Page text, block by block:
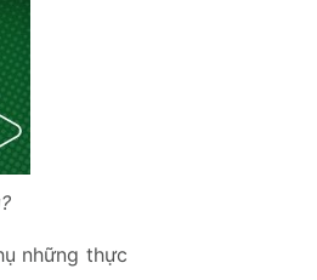
những thực